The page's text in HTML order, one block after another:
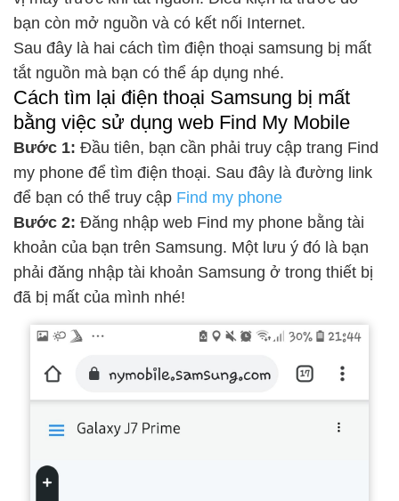
bạn còn mở nguồn và có kết nối Internet.
Sau đây là hai cách tìm điện thoại samsung bị mất
tắt nguồn mà bạn có thể áp dụng nhé.
Cách tìm lại điện thoại Samsung bị mất
bằng việc sử dụng web Find My Mobile
Bước 1: Đầu tiên, bạn cần phải truy cập trang Find
my phone để tìm điện thoại. Sau đây là đường link
để bạn có thể truy cập Find my phone
Bước 2: Đăng nhập web Find my phone bằng tài
khoản của bạn trên Samsung. Một lưu ý đó là bạn
phải đăng nhập tài khoản Samsung ở trong thiết bị
đã bị mất của mình nhé!